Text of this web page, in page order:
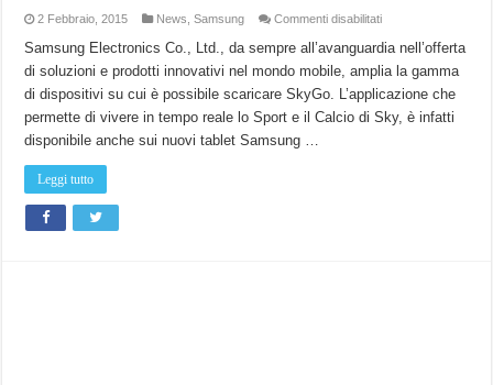
2 Febbraio, 2015 News ,Samsung Commenti disabilitatisu
Go
disponibile
per
Samsung
Galaxy
Tab
Samsung Electronics Co., Ltd., da sempre all’avanguardia nell’offerta
di soluzioni e prodotti innovativi nel mondo mobile, amplia la gamma
di dispositivi su cui è possibile scaricare SkyGo. L’applicazione che
permette di vivere in tempo reale lo Sport e il Calcio di Sky, è infatti
disponibile anche sui nuovi tablet Samsung …
Leggi tutto